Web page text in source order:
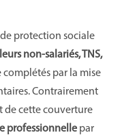
protection sociale
non-salariés, TNS,
par la mise
Contrairement
de cette couverture
professionnellepar